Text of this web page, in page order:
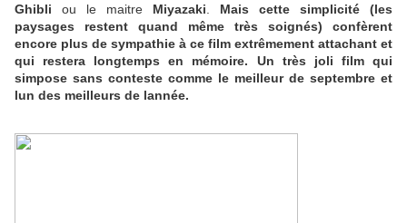
Ghibli ou le maitre Miyazaki
Mais cette simplicité (les
paysages restent quand même très soignés) confèrent
encore plus de sympathie à ce film extrêmement attachant et
qui restera longtemps en mémoire. Un très joli film qui
simpose sans conteste comme le meilleur de septembre et
lun des meilleurs de lannée.